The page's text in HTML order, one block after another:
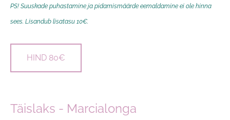
PS! Suuskade puhastamine ja pidamismäärde eemaldamine ei ole hinna
sees. Lisandub lisatasu 10€.
HIND 80€
Täislaks - Marcialonga